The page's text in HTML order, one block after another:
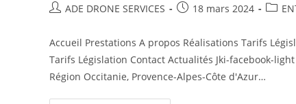
ADE DRONE SERVICES 18 mars 2024
Accueil Prestations A propos Réalisations Tarifs
Tarifs Législation Contact Actualités Jki-facebook-
Région Occitanie, Provence-Alpes-Côte d'Azur…